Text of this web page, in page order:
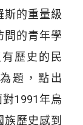
斯的重量級
問的青年學
歷史的民
題，點出
1991年烏
歷史感到